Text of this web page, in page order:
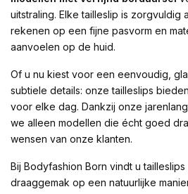
uitstraling. Elke tailleslip is zorgvuldig
rekenen op een fijne pasvorm en
aanvoelen op de huid.
Of u nu kiest voor een eenvoudig,
subtiele details: onze tailleslips
voor elke dag. Dankzij onze
we alleen modellen die écht goed
wensen van onze klanten.
Bij Bodyfashion Born vindt u
draaggemak op een natuurlijke